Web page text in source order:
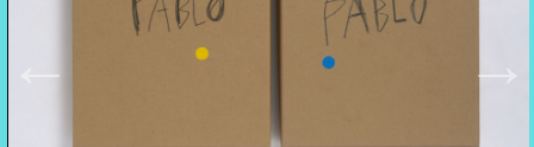
← →
Infos pratiques
Carte de membres